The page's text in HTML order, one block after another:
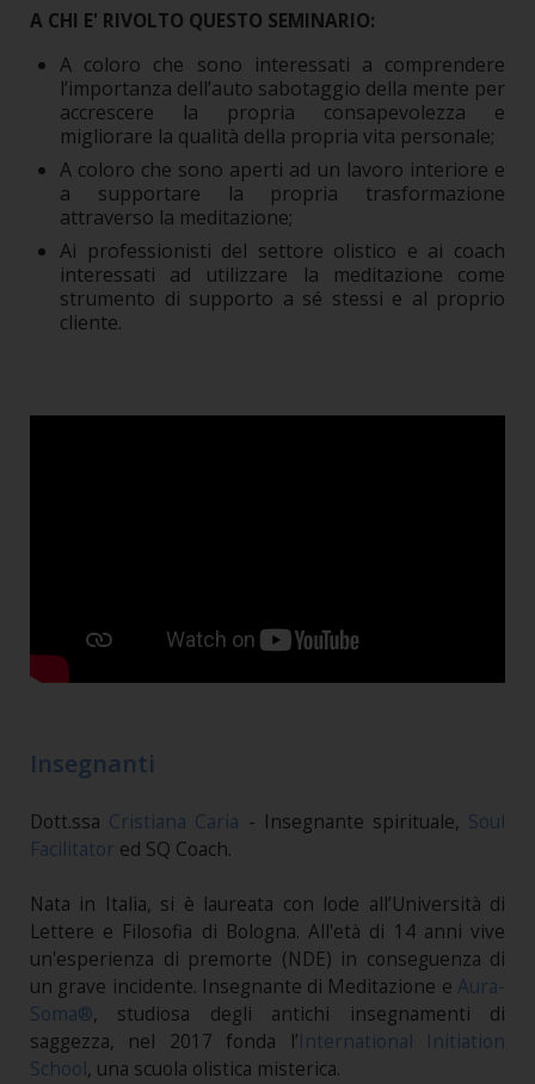
A CHI E' RIVOLTO QUESTO SEMINARIO:
A coloro che sono interessati a comprendere
l’importanza dell’auto sabotaggio della mente per
accrescere la propria consapevolezza e
migliorare la qualità della propria vita personale;
A coloro che sono aperti ad un lavoro interiore e
a supportare la propria trasformazione
attraverso la meditazione;
Ai professionisti del settore olistico e ai coach
interessati ad utilizzare la meditazione come
strumento di supporto a sé stessi e al proprio
cliente.
Insegnanti
Dott.ssa Cristiana Caria - Insegnante spirituale, Soul
Facilitator ed SQ Coach.
Nata in Italia, si è laureata con lode all’Università di
Lettere e Filosofia di Bologna. All'età di 14 anni vive
un'esperienza di premorte (NDE) in conseguenza di
un grave incidente. Insegnante di Meditazione e Aura-
Soma®, studiosa degli antichi insegnamenti di
saggezza, nel 2017 fonda l’International Initiation
School, una scuola olistica misterica.